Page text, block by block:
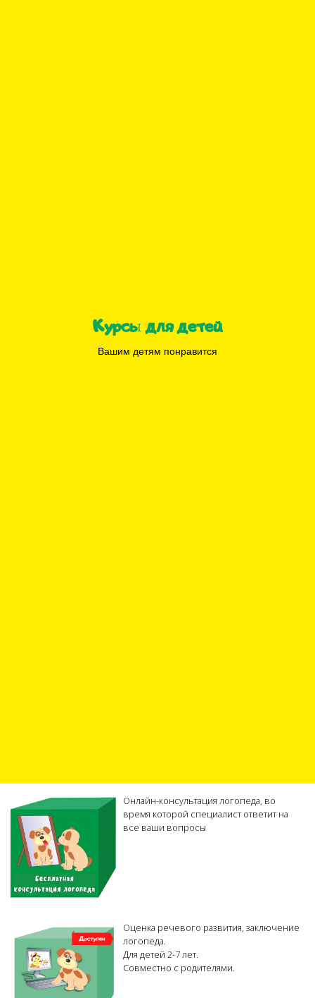
Курсы для детей
Вашим детям понравится
Онлайн-консультация логопеда, во
время которой специалист ответит на
все ваши вопросы
Оценка речевого развития, заключение
логопеда.
Для детей 2-7 лет.
Совместно с родителями.